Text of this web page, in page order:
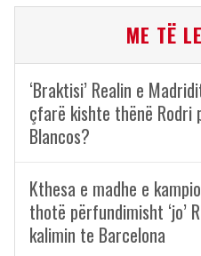
ME TË
‘Braktisi’ Realin e
çfarë kishte thënë Rodri
Blancos?
Kthesa e madhe e
thotë përfundimisht ‘jo’
kalimin te Barcelona